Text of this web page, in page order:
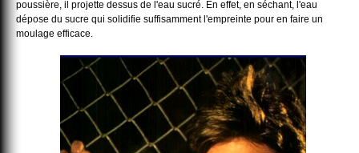
poussière, il projette dessus de l'eau sucré. En effet, en séchant, l'eau
dépose du sucre qui solidifie suffisamment l'empreinte pour en faire un
moulage efficace.